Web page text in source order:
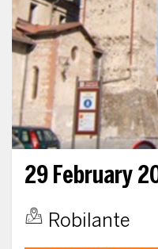
29 February
Robilante